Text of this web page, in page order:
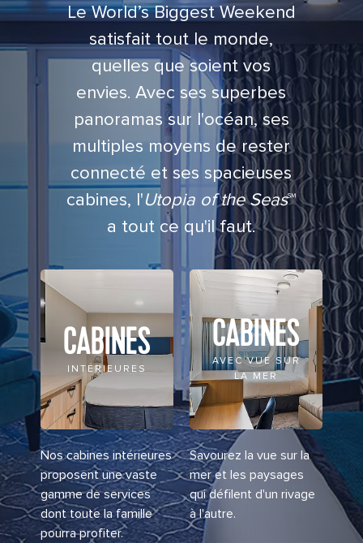
Le World’s Biggest Weekend
satisfait tout le monde,
quelles que soient vos
envies. Avec ses superbes
panoramas sur l'océan, ses
multiples moyens de rester
connecté et ses spacieuses
cabines, l'Utopia of the Seas℠
a tout ce qu'il faut.
CABINES
INTÉRIEURES
Nos cabines intérieures
proposent une vaste
gamme de services
dont toute la famille
pourra profiter.
CABINES
AVEC VUE SUR
LA MER
Savourez la vue sur la
mer et les paysages
qui défilent d'un rivage
à l'autre.